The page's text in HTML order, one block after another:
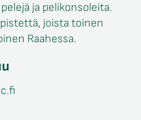
ja pelikonsoleita.
joista toinen
Raahessa.